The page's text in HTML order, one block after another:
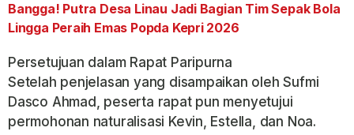
Bangga! Putra Desa Linau Jadi Bagian Tim Sepak Bola
Lingga Peraih Emas Popda Kepri 2026
Persetujuan dalam Rapat Paripurna
Setelah penjelasan yang disampaikan oleh Sufmi
Dasco Ahmad, peserta rapat pun menyetujui
permohonan naturalisasi Kevin, Estella, dan Noa.